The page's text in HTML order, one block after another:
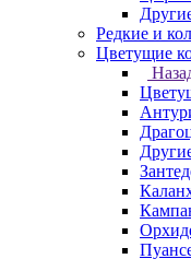
Редкие и
Цветущие